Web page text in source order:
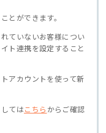
とができます。
ていないお客様につい
ト連携を設定すること
アカウントを使って新
てはこちら からご確認